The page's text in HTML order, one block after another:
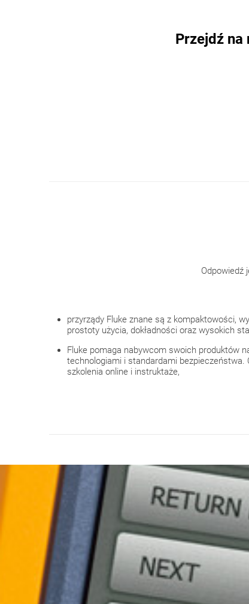
Przejdź na
Odpowiedź
przyrządy Fluke znane są z kompaktowości,
prostoty użycia, dokładności oraz wysokich
Fluke pomaga nabywcom swoich produktów
technologiami i standardami bezpieczeństwa.
szkolenia online i instruktaże,